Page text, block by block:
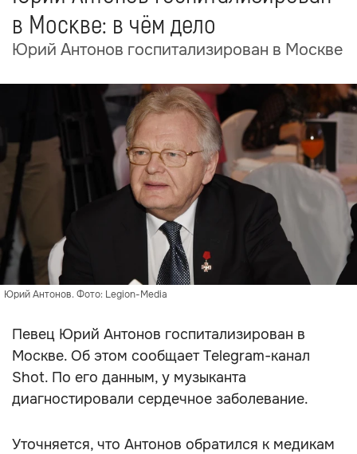
в Москве: в чём дело
Юрий Антонов госпитализирован в Москве
Юрий Антонов. Фото: Legion-Media
Певец Юрий Антонов госпитализирован в
Москве. Об этом сообщает Telegram-канал
Shot. По его данным, у музыканта
диагностировали сердечное заболевание.
Уточняется, что Антонов обратился к медикам